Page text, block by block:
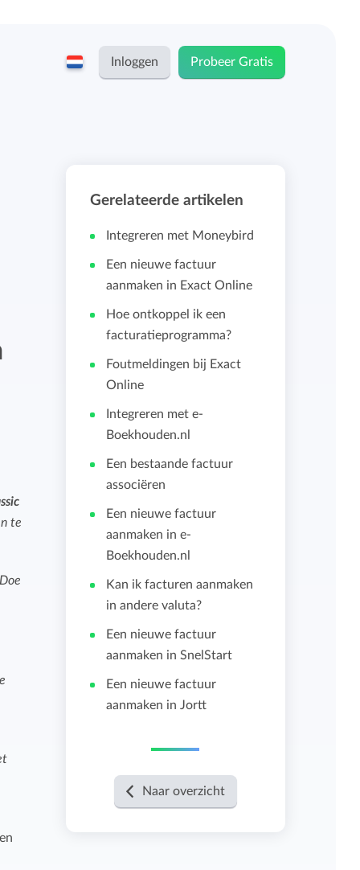
ZZP-ers en zelfstandigen
Stichtingen en non-profit
Persoonlijk urendashboard
Salarisadministratie koppelingen
Inloggen Probeer Gratis
te
Gerelateerde artikelen
Integreren met Moneybird
Een nieuwe factuur
aanmaken in Exact Online
Hoe ontkoppel ik een
facturatieprogramma?
Foutmeldingen bij Exact
Online
Integreren met e-
Boekhouden.nl
Een bestaande factuur
associëren
Een nieuwe factuur
aanmaken in e-
Boekhouden.nl
Kan ik facturen aanmaken
in andere valuta?
Een nieuwe factuur
aanmaken in SnelStart
Een nieuwe factuur
aanmaken in Jortt
Naar overzicht